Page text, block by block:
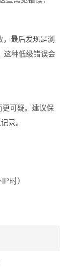
，最后发现是浏
这种低级错误会
更可疑。建议保
录。
时）